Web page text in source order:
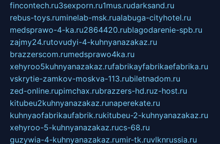
fincontech.ru3sexporn.ru1mus.rudarksand.ru
rebus-toys.ruminelab-msk.rualabuga-cityhotel.ru
medsprawo-4-ka.ru2864420.rublagodarenie-spb.ru
zajmy24.rutovudyi-4-kuhnyanazakaz.ru
brazzerscom.rumedsprawo4ka.ru
xehyroo5kuhnyanazakaz.rufabrikayfabrikaefabrika.ru
vskrytie-zamkov-moskva-113.rubiletnadom.ru
zed-online.rupimchax.rubrazzers-hd.ruz-host.ru
kitubeu2kuhnyanazakaz.runaperekate.ru
kuhnyaofabrikaufabrik.rukitubeu-2-kuhnyanazakaz.ru
xehyroo-5-kuhnyanazakaz.rucs-68.ru
guzywia-4-kuhnyanazakaz.rumir-tk.ruvlknrussia.ru